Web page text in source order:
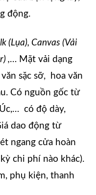
động.
(Lụa), Canvas (Vải
,… Mặt vải dạng
sặc sỡ, hoa văn
Có nguồn gốc từ
có độ dày,
dao động từ
ngang cửa hoàn
chi phí nào khác).
phụ kiện, thanh